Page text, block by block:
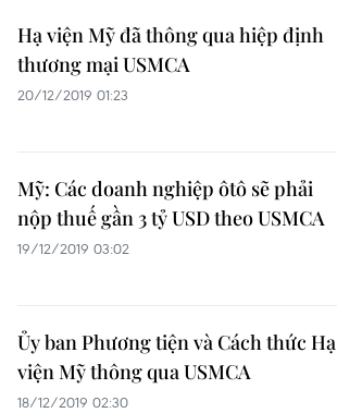
Hạ viện Mỹ đã thông qua hiệp định
thương mại USMCA
20/12/2019 01:23
Mỹ: Các doanh nghiệp ôtô sẽ phải
nộp thuế gần 3 tỷ USD theo USMCA
19/12/2019 03:02
Ủy ban Phương tiện và Cách thức Hạ
viện Mỹ thông qua USMCA
18/12/2019 02:30